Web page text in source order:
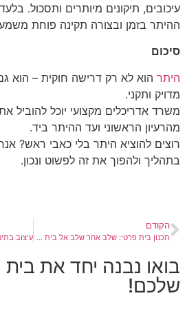
עיכובים, תיקונים מיותרים ותסכול.
ההיתר בזמן ובצורה תקינה פוחת
סיכום
היתר הוא לא רק דרישה חוקית – הוא
מדויק ותקני.
משרד אדריכלים מקצועי יוכל
מהרעיון הראשוני ועד ההיתר ביד.
רוצים להוציא היתר בלי כאבי ראש?
בתהליך ולהפוך את זה לפשוט ונכון.
הקודם
תכנון בית פרטי: שלב אחר שלב אל בית החלומות
בואו נבנה יחד את
שלכם!